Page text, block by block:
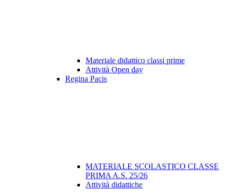
Materiale didattico classi prime
Attività Open day
Regina Pacis
MATERIALE SCOLASTICO CLASSE
PRIMA A.S. 25/26
Attività didattiche